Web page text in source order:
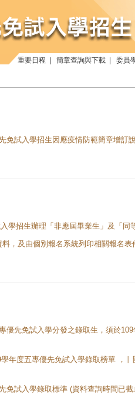
重要日程 簡章查詢與下載 委員
免試入學招生因應疫情防範簡章增訂
學招生辦理「非應屆畢業生」及「
，及由個別報名系統列印相關報名表
學年度五專優先免試入學錄取榜單 ，∥